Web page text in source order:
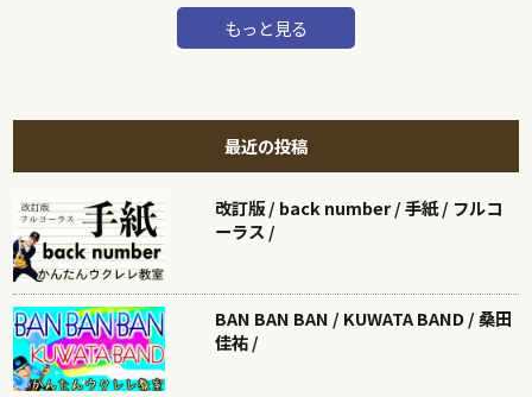
もっと見る
最近の投稿
改訂版 / back number / 手紙 / フルコ
ーラス /
BAN BAN BAN / KUWATA BAND / 桑田
佳祐 /